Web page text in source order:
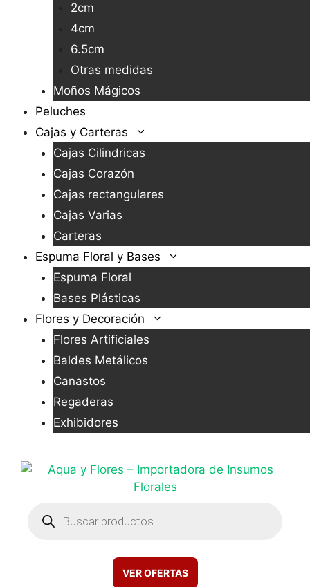
2cm
4cm
6.5cm
Otras medidas
Moños Mágicos
Peluches
Cajas y Carteras
Cajas Cilindricas
Cajas Corazón
Cajas rectangulares
Cajas Varias
Carteras
Espuma Floral y Bases
Espuma Floral
Bases Plásticas
Flores y Decoración
Flores Artificiales
Baldes Metálicos
Canastos
Regaderas
Exhibidores
productos
VER OFERTAS